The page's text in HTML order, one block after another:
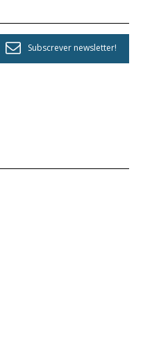
Subscrever newsletter!